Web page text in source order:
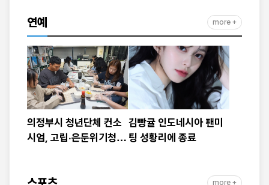
연예 more +
의정부시 청년단체 컨소
시엄, 고립·은둔위기청년
김빵귤 인도네시아 팬미
팅 성황리에 종료
more +